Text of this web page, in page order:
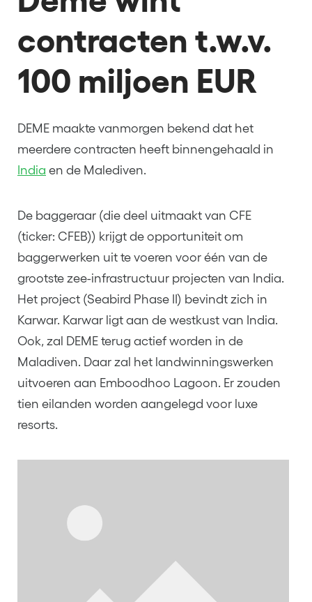
contracten t.w.v.
100 miljoen EUR
DEME maakte vanmorgen bekend dat het
meerdere contracten heeft binnengehaald in
India en de Malediven.
De baggeraar (die deel uitmaakt van CFE
(ticker: CFEB)) krijgt de opportuniteit om
baggerwerken uit te voeren voor één van de
grootste zee-infrastructuur projecten van India.
Het project (Seabird Phase II) bevindt zich in
Karwar. Karwar ligt aan de westkust van India.
Ook, zal DEME terug actief worden in de
Maladiven. Daar zal het landwinningswerken
uitvoeren aan Emboodhoo Lagoon. Er zouden
tien eilanden worden aangelegd voor luxe
resorts.